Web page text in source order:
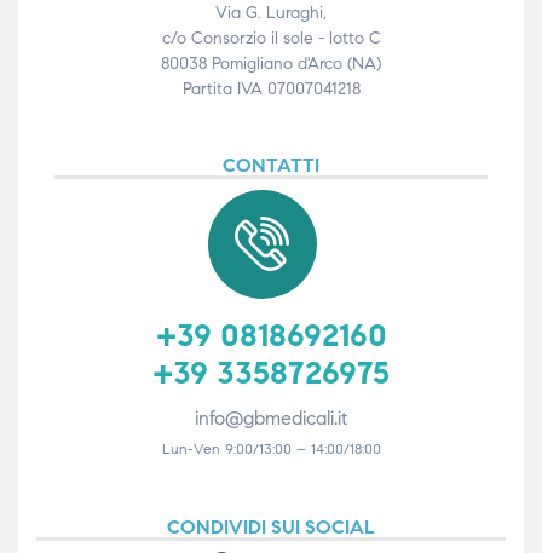
Via G. Luraghi,
c/o Consorzio il sole - lotto C
80038 Pomigliano d'Arco (NA)
Partita IVA 07007041218
CONTATTI
+39 0818692160
+39 3358726975
info@gbmedicali.it
Lun-Ven 9:00/13:00 – 14:00/18:00
CONDIVIDI SUI SOCIAL